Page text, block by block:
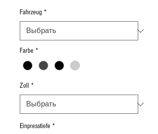
Fahrzeug *
Farbe *
Zoll *
Einpresstiefe *